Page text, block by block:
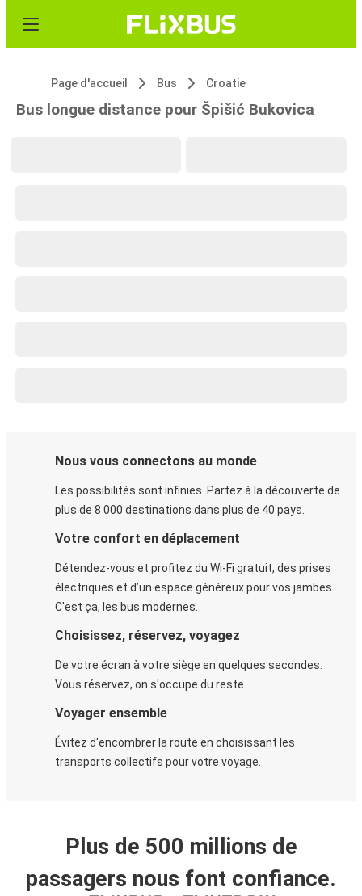
Page d'accueil Bus Croatie
Bus longue distance pour Špišić Bukovica
Nous vous connectons au monde
Les possibilités sont infinies. Partez à la découverte de
plus de 8 000 destinations dans plus de 40 pays.
Votre confort en déplacement
Détendez-vous et profitez du Wi-Fi gratuit, des prises
électriques et d’un espace généreux pour vos jambes.
C'est ça, les bus modernes.
Choisissez, réservez, voyagez
De votre écran à votre siège en quelques secondes.
Vous réservez, on s'occupe du reste.
Voyager ensemble
Évitez d'encombrer la route en choisissant les
transports collectifs pour votre voyage.
Plus de 500 millions de
passagers nous font confiance.